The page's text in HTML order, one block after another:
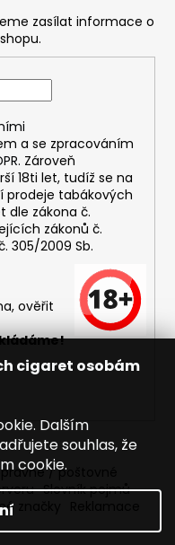
cigaret osobám
Dalším
souhlas, že
cookie.
zasílat informace o
a se zpracováním
. Zároveň
18ti let, tudíž se na
prodeje tabákových
dle zákona č.
zákonů č.
305/2009 Sb.
ověřit
/ poštovné
Slovník pojmů
značky